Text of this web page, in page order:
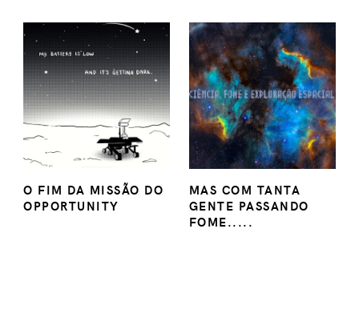
O FIM DA MISSÃO DO
OPPORTUNITY
MAS COM TANTA
GENTE PASSANDO
FOME.....